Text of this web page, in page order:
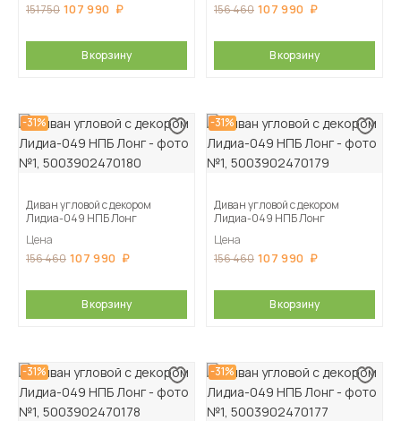
151 750 107 990
В корзину
156 460 107 990
В корзину
-31%
Диван угловой с декором
Лидиа-049 НПБ Лонг
Цена
156 460 107 990
В корзину
-31%
Диван угловой с декором
Лидиа-049 НПБ Лонг
Цена
156 460 107 990
В корзину
-31% -31%